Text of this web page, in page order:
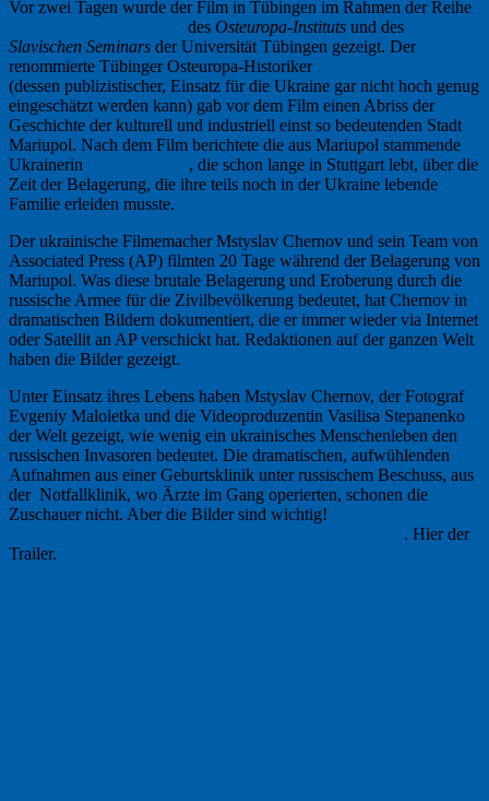
Vor zwei Tagen wurde der Film in Tübingen im Rahmen der Reihe
des Osteuropa-Instituts und des
Slavischen Seminars der Universität Tübingen gezeigt. Der
renommierte Tübinger Osteuropa-Historiker
(dessen publizistischer, Einsatz für die Ukraine gar nicht hoch genug
eingeschätzt werden kann) gab vor dem Film einen Abriss der
Geschichte der kulturell und industriell einst so bedeutenden Stadt
Mariupol. Nach dem Film berichtete die aus Mariupol stammende
Ukrainerin
, die schon lange in Stuttgart lebt, über die
Zeit der Belagerung, die ihre teils noch in der Ukraine lebende
Familie erleiden musste.
Der ukrainische Filmemacher Mstyslav Chernov und sein Team von
Associated Press (AP) filmten 20 Tage während der Belagerung von
Mariupol. Was diese brutale Belagerung und Eroberung durch die
russische Armee für die Zivilbevölkerung bedeutet, hat Chernov in
dramatischen Bildern dokumentiert, die er immer wieder via Internet
oder Satellit an AP verschickt hat. Redaktionen auf der ganzen Welt
haben die Bilder gezeigt.
Unter Einsatz ihres Lebens haben Mstyslav Chernov, der Fotograf
Evgeniy Maloletka und die Videoproduzentin Vasilisa Stepanenko
der Welt gezeigt, wie wenig ein ukrainisches Menschenleben den
russischen Invasoren bedeutet. Die dramatischen, aufwühlenden
Aufnahmen aus einer Geburtsklinik unter russischem Beschuss, aus
der Notfallklinik, wo Ärzte im Gang operierten, schonen die
Zuschauer nicht. Aber die Bilder sind wichtig!
. Hier der
Trailer.